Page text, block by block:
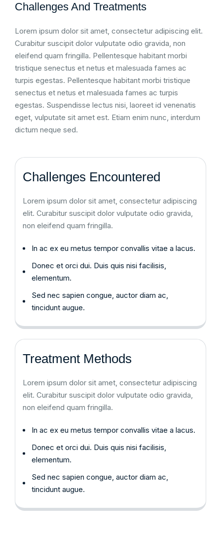
Challenges And Treatments
Lorem ipsum dolor sit amet, consectetur adipiscing elit.
Curabitur suscipit dolor vulputate odio gravida, non
eleifend quam fringilla. Pellentesque habitant morbi
tristique senectus et netus et malesuada fames ac
turpis egestas. Pellentesque habitant morbi tristique
senectus et netus et malesuada fames ac turpis
egestas. Suspendisse lectus nisi, laoreet id venenatis
eget, vulputate sit amet est. Etiam enim nunc, interdum
dictum neque sed.
Challenges Encountered
Lorem ipsum dolor sit amet, consectetur adipiscing
elit. Curabitur suscipit dolor vulputate odio gravida,
non eleifend quam fringilla.
In ac ex eu metus tempor convallis vitae a lacus.
Donec et orci dui. Duis quis nisi facilisis,
elementum.
Sed nec sapien congue, auctor diam ac,
tincidunt augue.
Treatment Methods
Lorem ipsum dolor sit amet, consectetur adipiscing
elit. Curabitur suscipit dolor vulputate odio gravida,
non eleifend quam fringilla.
In ac ex eu metus tempor convallis vitae a lacus.
Donec et orci dui. Duis quis nisi facilisis,
elementum.
Sed nec sapien congue, auctor diam ac,
tincidunt augue.